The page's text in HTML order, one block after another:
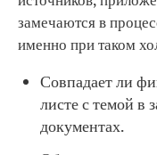
замечаются в
именно при таком
Совпадает ли
листе с темой в
документах.